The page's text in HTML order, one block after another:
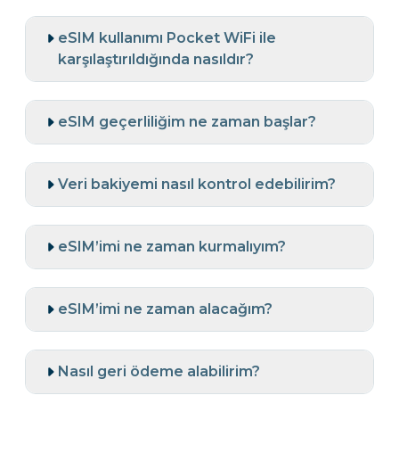
eSIM kullanımı Pocket WiFi ile
karşılaştırıldığında nasıldır?
eSIM geçerliliğim ne zaman başlar?
Veri bakiyemi nasıl kontrol edebilirim?
eSIM’imi ne zaman kurmalıyım?
eSIM’imi ne zaman alacağım?
Nasıl geri ödeme alabilirim?